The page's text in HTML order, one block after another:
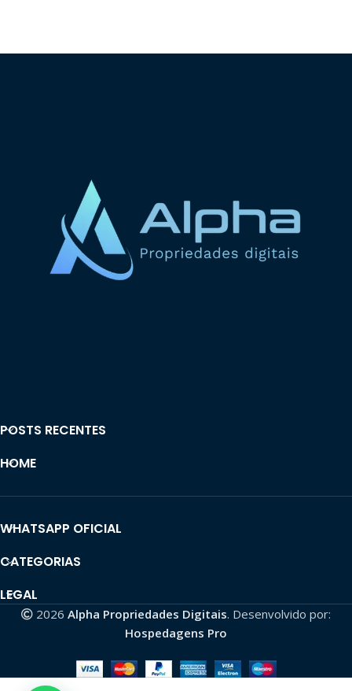
POSTS RECENTES
HOME
WHATSAPP OFICIAL
CATEGORIAS
LEGAL
2026 Alpha Propriedades Digitais. Desenvolvido por:
Hospedagens Pro
Shorts
[vende